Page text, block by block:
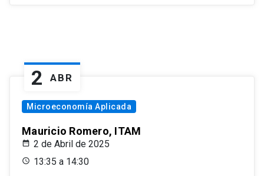
2 ABR
Microeconomía Aplicada
Mauricio Romero, ITAM
2 de Abril de 2025
13:35 a 14:30